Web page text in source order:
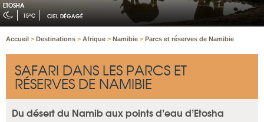
ETOSHA
15°C CIEL DÉGAGÉ
Accueil > Destinations > Afrique > Namibie > Parcs et réserves de Namibie
SAFARI DANS LES PARCS ET
RÉSERVES DE NAMIBIE
Du désert du Namib aux points d’eau d’Etosha